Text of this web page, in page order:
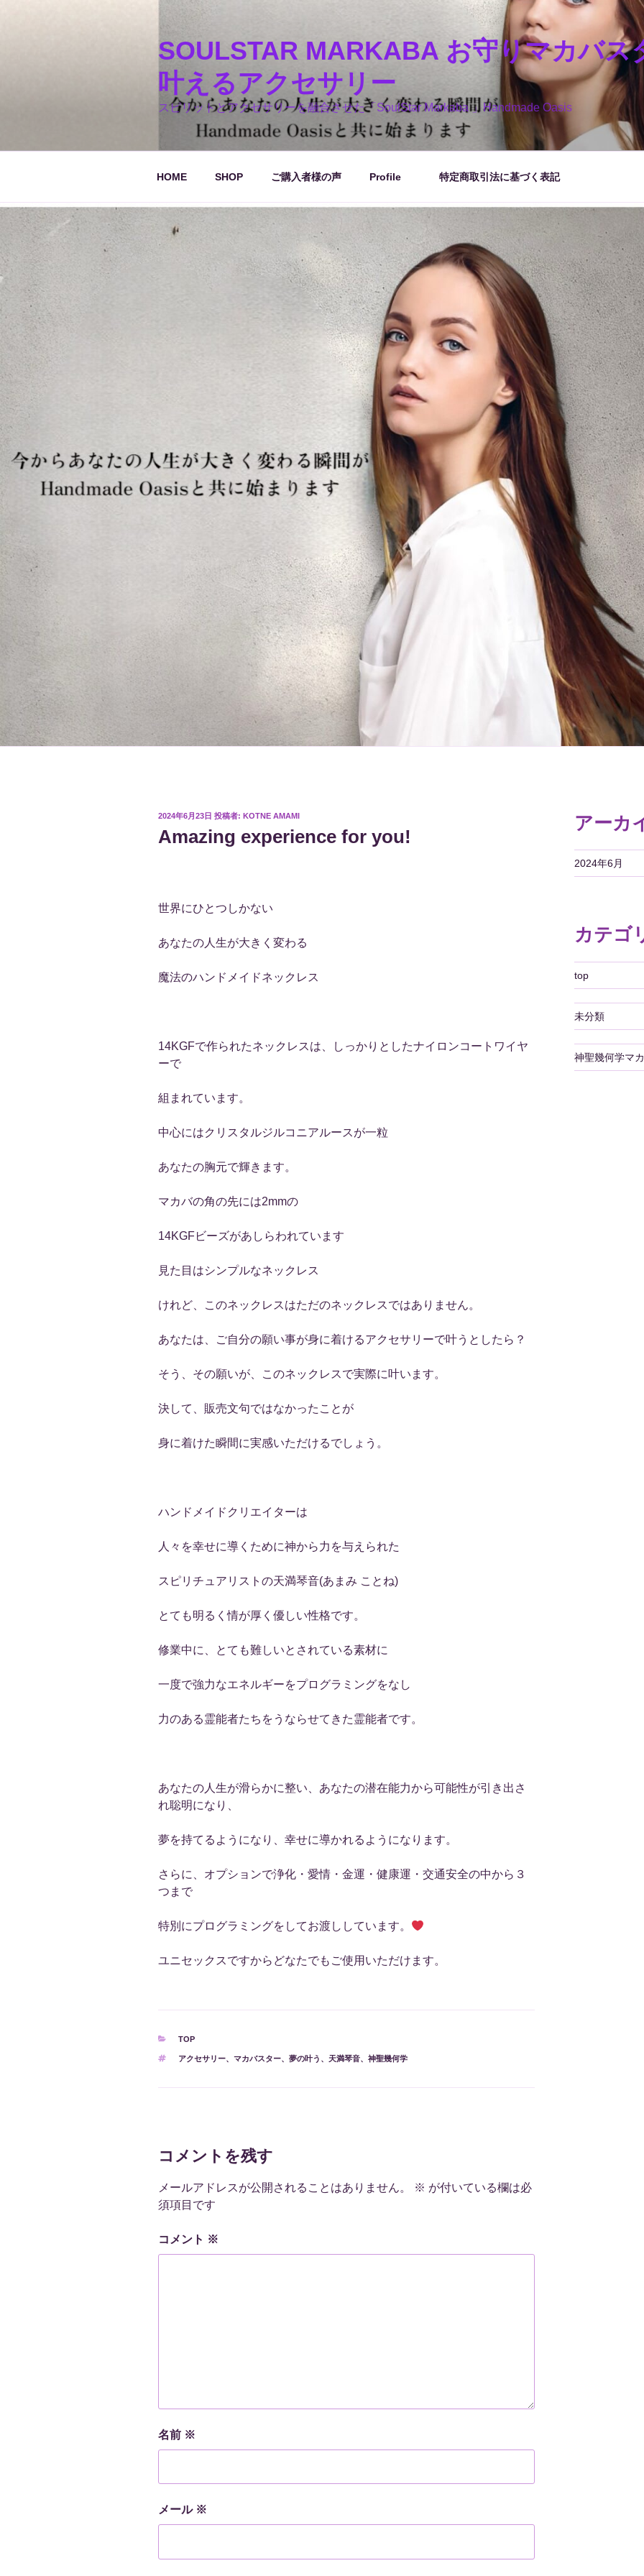
SOULSTAR MARKABA お守りマカバス
叶えるアクセサリー
スピリットとアクセサリーを融合させた「SoulStar Markaba 」Handmade Oasis
HOME SHOP ご購入者様の声 Profile 特定商取引法に基づく表記
投
日:
2024年6月23日 投稿者: KOTNE AMAMI
Amazing experience for you!
世界にひとつしかない
あなたの人生が大きく変わる
魔法のハンドメイドネックレス
14KGFで作られたネックレスは、しっかりとしたナイロンコートワイヤ
ーで
組まれています。
中心にはクリスタルジルコニアルースが一粒
あなたの胸元で輝きます。
マカバの角の先には2mmの
14KGFビーズがあしらわれています
見た目はシンプルなネックレス
けれど、このネックレスはただのネックレスではありません。
あなたは、ご自分の願い事が身に着けるアクセサリーで叶うとしたら？
そう、その願いが、このネックレスで実際に叶います。
決して、販売文句ではなかったことが
身に着けた瞬間に実感いただけるでしょう。
ハンドメイドクリエイターは
人々を幸せに導くために神から力を与えられた
スピリチュアリストの天満琴音(あまみ ことね)
とても明るく情が厚く優しい性格です。
修業中に、とても難しいとされている素材に
一度で強力なエネルギーをプログラミングをなし
力のある霊能者たちをうならせてきた霊能者です。
あなたの人生が滑らかに整い、あなたの潜在能力から可能性が引き出さ
れ聡明になり、
夢を持てるようになり、幸せに導かれるようになります。
さらに、オプションで浄化・愛情・金運・健康運・交通安全の中から３
つまで
特別にプログラミングをしてお渡ししています。
ユニセックスですからどなたでもご使用いただけます。
カ
ゴ
TOP
タ
アクセサリー、 マカバスター、 夢の叶う 、 天満琴音、 神聖幾何学
コメントを残す
メールアドレスが公開されることはありません。 ※ が付いている欄は必
須項目です
コメント ※
名前 ※
メール ※
アーカ
2024年6月
カテゴ
top
未分類
神聖幾何学マ